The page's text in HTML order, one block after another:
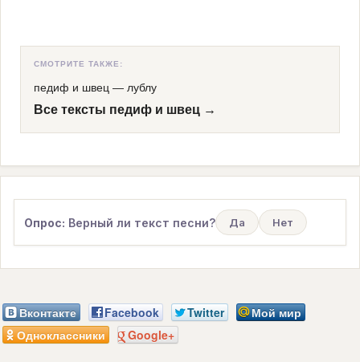
СМОТРИТЕ ТАКЖЕ:
педиф и швец — лублу
Все тексты педиф и швец →
Опрос: Верный ли текст песни? Да Нет
Вконтакте Facebook Twitter
Мой мир
Одноклассники
Google+